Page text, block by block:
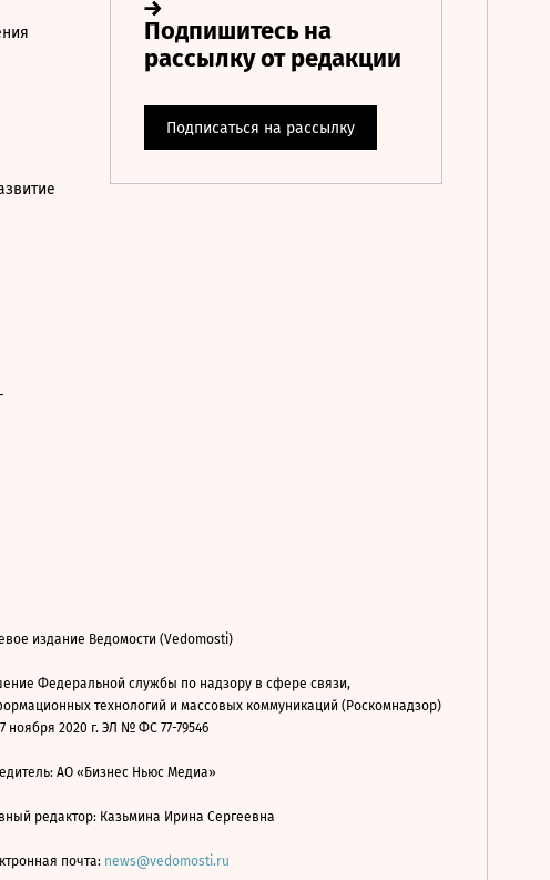
издание Ведомости (Vedomosti)
Федеральной службы по надзору в сфере связи,
технологий и массовых коммуникаций (Роскомнадзор)
ноября 2020 г. ЭЛ № ФС 77-79546
АО «Бизнес Ньюс Медиа»
редактор: Казьмина Ирина Сергеевна
почта: news@vedomosti.ru